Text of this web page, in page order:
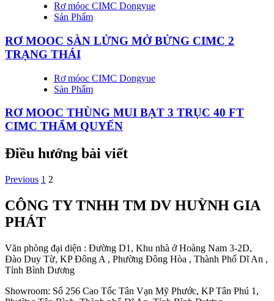
Rơ móoc CIMC Dongyue
Sản Phẩm
RƠ MOOC SÀN LỬNG MỞ BỬNG CIMC 2
TRẠNG THÁI
Rơ móoc CIMC Dongyue
Sản Phẩm
RƠ MOOC THÙNG MUI BẠT 3 TRỤC 40 FT
CIMC THẨM QUYẾN
Điều hướng bài viết
Previous 1 2
CÔNG TY TNHH TM DV HUỲNH GIA
PHÁT
Văn phòng đại diện : Đường D1, Khu nhà ở Hoàng Nam 3-2D,
Đào Duy Từ, KP Đông A , Phường Đông Hòa , Thành Phố Dĩ An ,
Tỉnh Bình Dương
Showroom: Số 256 Cao Tốc Tân Vạn Mỹ Phước, KP Tân Phú 1,